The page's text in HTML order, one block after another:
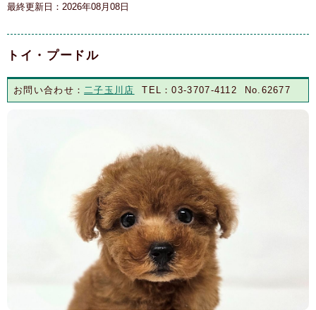
最終更新日：2026年08月08日
トイ・プードル
お問い合わせ： 二子玉川店 TEL：03-3707-4112 No.62677